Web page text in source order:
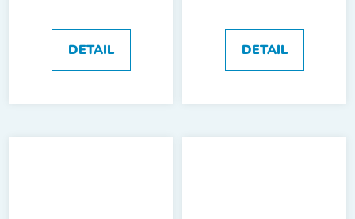
DETAIL DETAIL